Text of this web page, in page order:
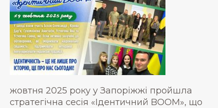
жовтня 2025 року у Запоріжжі пройшла
стратегічна сесія «Ідентичний BOOM», що